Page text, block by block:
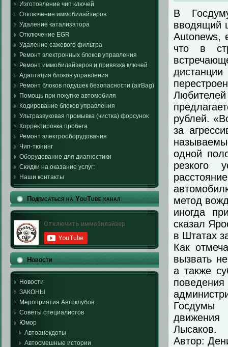
Изготовление чип ключей
Отключение иммобилайзеров
Удаление катализатора
Отключение EGR
Удаление сажевого фильтра
Ремонт электронных блоков управления
Ремонт иммобилайзеров и привязка ключей
Адаптация блоков управления
Ремонт блоков подушек безопасности (airBag)
Помощь при покупке автомобиля
Кодирование блоков управления
Ультразвуковая промывка (чистка) форсунок
Корректировка пробега
Ремонт электрооборудования
Чип-тюнинг
Оборудование для диагностики
Скидки на оказание услуг:
Наши контакты
Подписаться на YouTube канал
Новости
Новости
ЗАКОНЫ
Мероприятия Автоклубов
Советы специалистов
Юмор
Автоанекдоты
Автосмешные истории
В
вводящий
Autonews,
что в
рублей. «В
за
одной
резкого
метод
иногда
сказал
в Штатах
Как
вызвать
а также
Госдумы
Лысаков.
Автор: